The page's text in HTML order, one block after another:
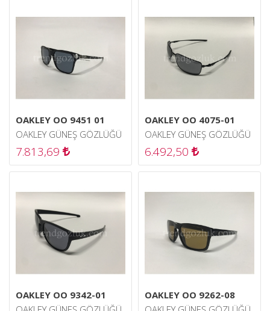
OAKLEY OO 9451 01
OAKLEY GÜNEŞ GÖZLÜĞÜ
7.813,69
OAKLEY OO 4075-01
OAKLEY GÜNEŞ GÖZLÜĞÜ
6.492,50
OAKLEY OO 9342-01
OAKLEY OO 9262-08